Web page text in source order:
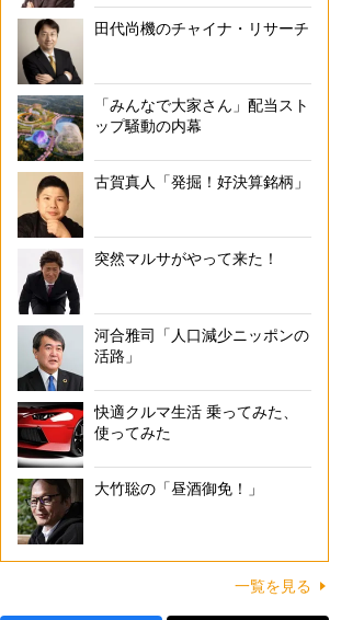
田代尚機のチャイナ・リサーチ
「みんなで大家さん」配当スト
ップ騒動の内幕
古賀真人「発掘！好決算銘柄」
突然マルサがやって来た！
河合雅司「人口減少ニッポンの
活路」
快適クルマ生活 乗ってみた、
使ってみた
大竹聡の「昼酒御免！」
一覧を見る